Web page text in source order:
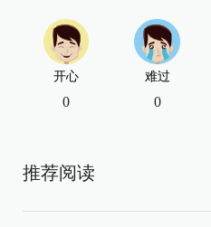
开心
0
难过
0
推荐阅读